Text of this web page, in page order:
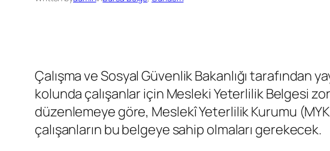
Çalışma ve Sosyal Güvenlik Bakanlığı tarafından
kolunda çalışanlar için Mesleki Yeterlilik Belgesi
düzenlemeye göre, Meslekî Yeterlilik Kurumu
çalışanların bu belgeye sahip olmaları gerekecek.